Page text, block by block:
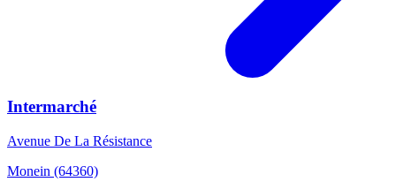
Intermarché
Avenue De La Résistance
Monein (64360)